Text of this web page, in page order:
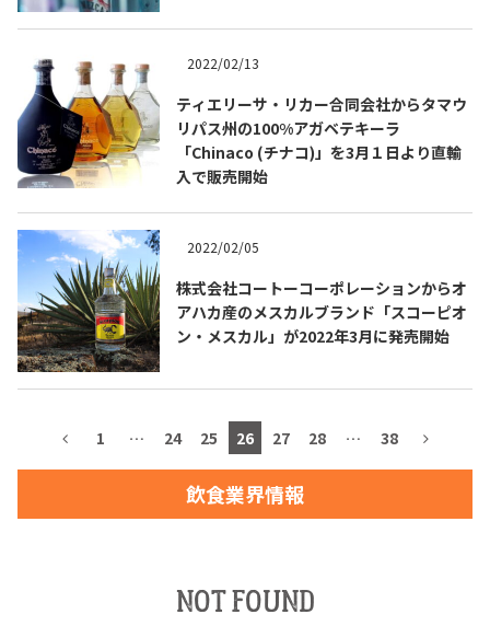
TEQUILA JOURNAL
About テキーラとは
テキーラの飲み方
メキシコ料理 メキシコ旅行
メキシコの記念日
＆レストラン
2022/02/13
ティエリーサ・リカー合同会社からタマウ
リパス州の100%アガベテキーラ
「Chinaco (チナコ)」を3月１日より直輸
入で販売開始
2022/02/05
株式会社コートーコーポレーションからオ
アハカ産のメスカルブランド「スコーピオ
ン・メスカル」が2022年3月に発売開始
1 … 24 25 26 27 28 … 38
飲食業界情報
NOT FOUND